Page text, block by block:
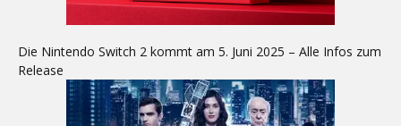
Die Nintendo Switch 2 kommt am 5. Juni 2025 – Alle Infos zum
Release